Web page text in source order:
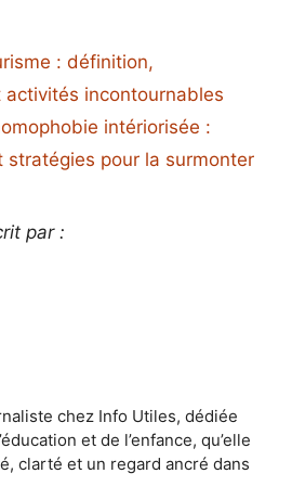
: définition,
incontournables
intériorisée :
stratégies pour la surmonter
par :
chez Info Utiles, dédiée
et de l’enfance, qu’elle
clarté et un regard ancré dans